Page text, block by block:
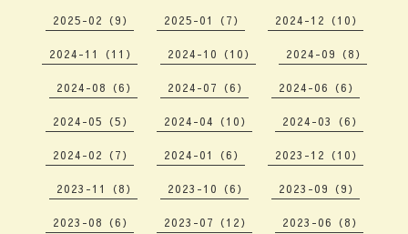
2025-02（9） 2025-01（7） 2024-12（10）
2024-11（11） 2024-10（10） 2024-09（8）
2024-08（6） 2024-07（6） 2024-06（6）
2024-05（5） 2024-04（10） 2024-03（6）
2024-02（7） 2024-01（6） 2023-12（10）
2023-11（8） 2023-10（6） 2023-09（9）
2023-08（6） 2023-07（12） 2023-06（8）